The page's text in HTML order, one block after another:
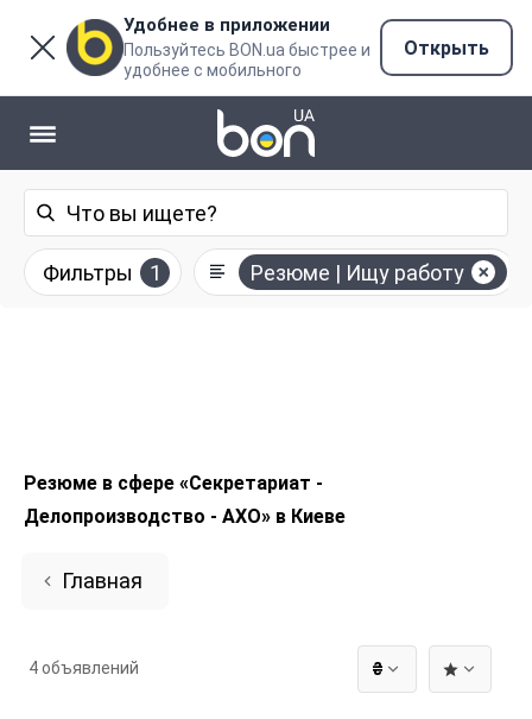
Удобнее в приложении
Пользуйтесь BON.ua быстрее и
удобнее с мобильного
Открыть
Фильтры 1 Резюме | Ищу работу
Резюме в сфере «Секретариат -
Делопроизводство - АХО» в Киеве
Главная
₴
4 объявлений